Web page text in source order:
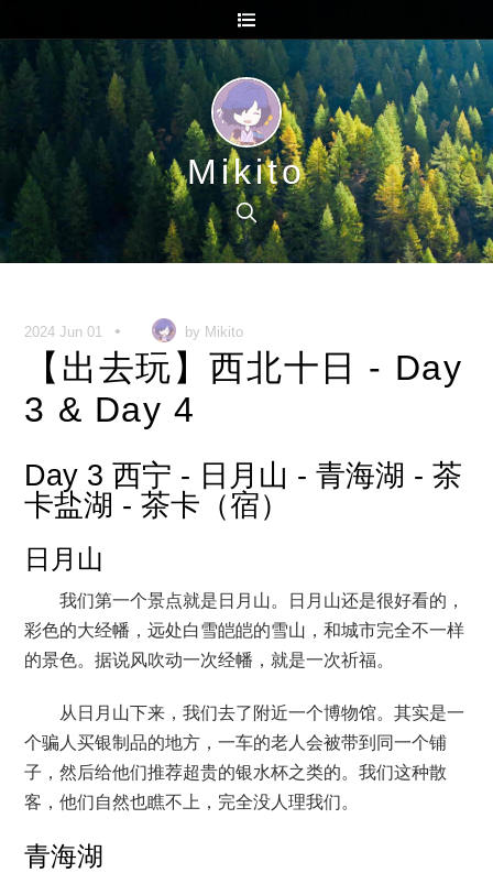
Mikito
2024 Jun 01 • by Mikito
【出去玩】西北十日 - Day
3 & Day 4
Day 3 西宁 - 日月山 - 青海湖 - 茶
卡盐湖 - 茶卡（宿）
日月山
我们第一个景点就是日月山。日月山还是很好看的，
彩色的大经幡，远处白雪皑皑的雪山，和城市完全不一样
的景色。据说风吹动一次经幡，就是一次祈福。
从日月山下来，我们去了附近一个博物馆。其实是一
个骗人买银制品的地方，一车的老人会被带到同一个铺
子，然后给他们推荐超贵的银水杯之类的。我们这种散
客，他们自然也瞧不上，完全没人理我们。
青海湖